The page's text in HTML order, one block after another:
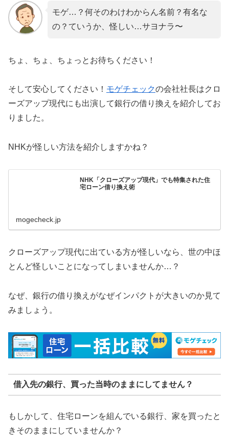
モゲ…？何そのわけわからん名前？有名な
の？ていうか、怪しい…サヨナラ〜
ちょ、ちょ、ちょっとお待ちください！
そして安心してください！ モゲチェックの会社社長はクロ
ーズアップ現代にも出演して銀行の借り換えを紹介してお
りました。
NHKが怪しい方法を紹介しますかね？
NHK「クローズアップ現代」でも特集された住
宅ローン借り換え術
mogecheck.jp
クローズアップ現代に出ている方が怪しいなら、世の中ほ
とんど怪しいことになってしまいませんか…？
なぜ、銀行の借り換えがなぜインパクトが大きいのか見て
みましょう。
借入先の銀行、買った当時のままにしてません？
もしかして、住宅ローンを組んでいる銀行、家を買ったと
きそのままにしていませんか？